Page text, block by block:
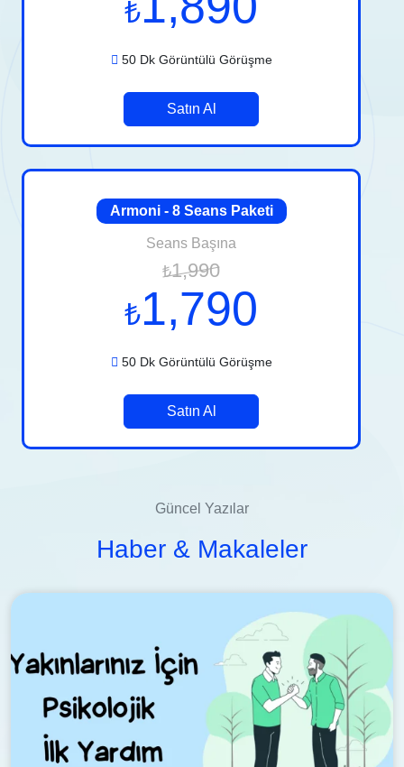
₺
50 Dk Görüntülü Görüşme
Satın Al
Armoni - 8 Seans Paketi
Seans Başına
₺1,990
₺1,790
50 Dk Görüntülü Görüşme
Satın Al
Güncel Yazılar
Haber & Makaleler